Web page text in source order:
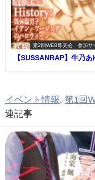
第2回WEB即売会 参加サ
【SUSSANRAP】牛乃あ
イベント情報, 第1回
連記事